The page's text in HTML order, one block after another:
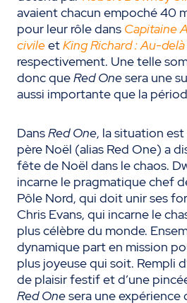
avaient chacun empoché 40
pour leur rôle dans Capitaine
civileetKing Richard : Au-
respectivement. Une telle
donc queRed Onesera une
aussi importante que la
DansRed One, la situation
père Noël (alias Red One) a
fête de Noël dans le chaos.
incarne le pragmatique chef
Pôle Nord, qui doit unir ses
Chris Evans, qui incarne le
plus célèbre du monde.
dynamique part en mission
plus joyeuse qui soit. Rempli
de plaisir festif et d’une
Red Onesera une